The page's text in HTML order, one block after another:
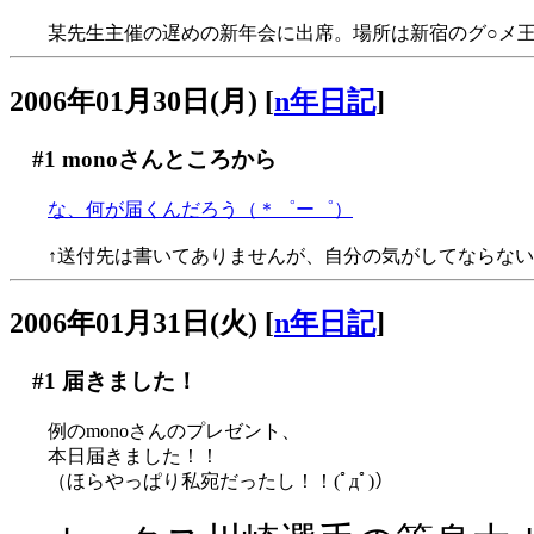
某先生主催の遅めの新年会に出席。場所は新宿のグ○メ王
2006年01月30日(月) [n年日記]
#1 monoさんところから
な、何が届くんだろう（＊゜ー゜）
↑送付先は書いてありませんが、自分の気がしてならな
2006年01月31日(火) [n年日記]
#1 届きました！
例のmonoさんのプレゼント、
本日届きました！！
（ほらやっぱり私宛だったし！！(ﾟдﾟ)）